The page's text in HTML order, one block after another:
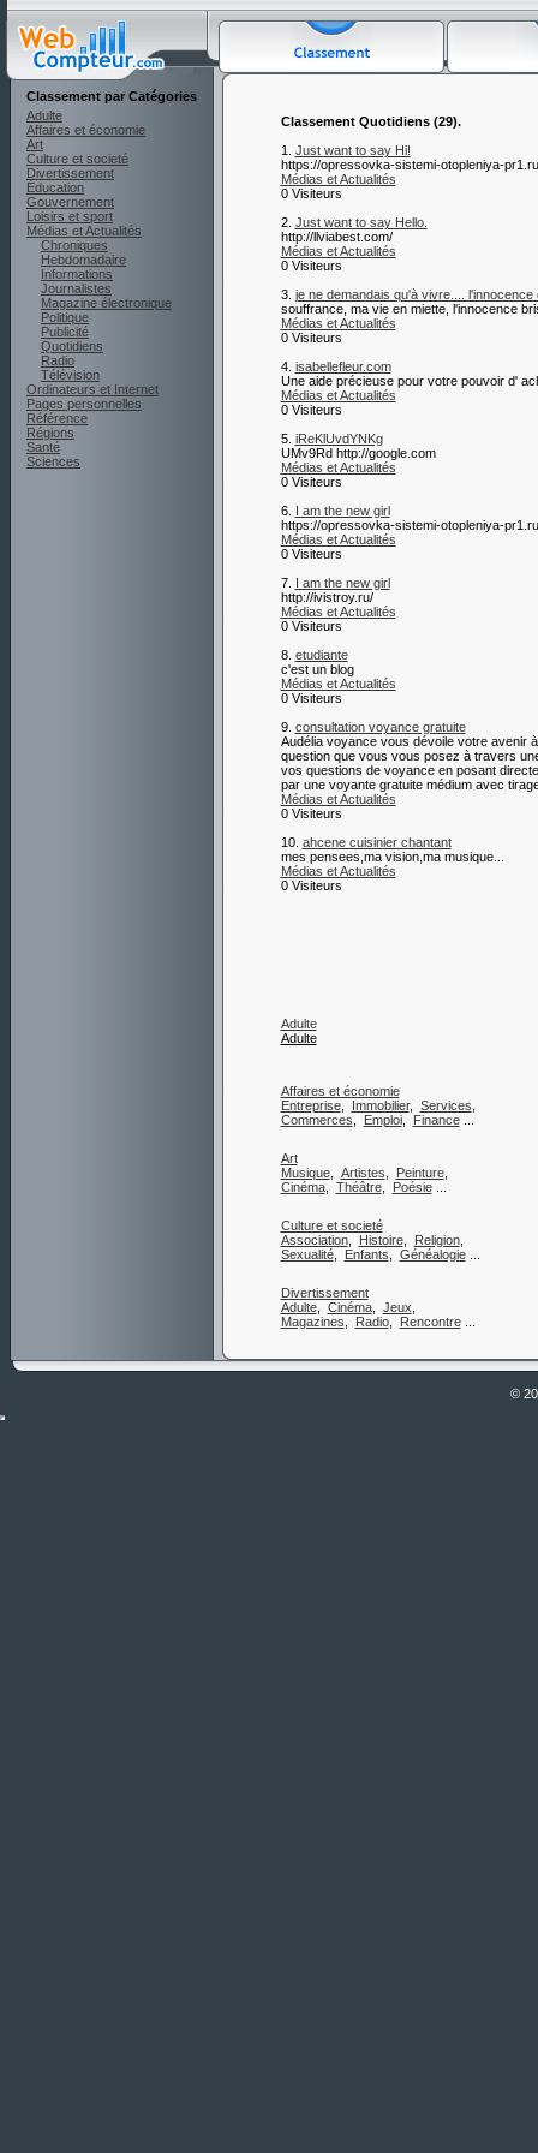
Classement par Catégories
Adulte
Affaires et économie
Art
Culture et societé
Divertissement
Éducation
Gouvernement
Loisirs et sport
Médias et Actualités
Chroniques
Hebdomadaire
Informations
Journalistes
Magazine électronique
Politique
Publicité
Quotidiens
Radio
Télévision
Ordinateurs et Internet
Pages personnelles
Référence
Régions
Santé
Sciences
Classement Quotidiens (29).
1. Just want to say Hi!
https://opressovka-sistemi-otopleniya-
Médias et Actualités
0 Visiteurs
2. Just want to say Hello.
http://llviabest.com/
Médias et Actualités
0 Visiteurs
3. je ne demandais qu'à vivre.... l'innocence
souffrance, ma vie en miette, l'innocence
Médias et Actualités
0 Visiteurs
4. isabellefleur.com
Une aide précieuse pour votre pouvoir d'
Médias et Actualités
0 Visiteurs
5. iReKlUvdYNKg
UMv9Rd http://google.com
Médias et Actualités
0 Visiteurs
6. I am the new girl
https://opressovka-sistemi-otopleniya-
Médias et Actualités
0 Visiteurs
7. I am the new girl
http://ivistroy.ru/
Médias et Actualités
0 Visiteurs
8. etudiante
c'est un blog
Médias et Actualités
0 Visiteurs
9. consultation voyance gratuite
Audélia voyance vous dévoile votre avenir
question que vous vous posez à travers
vos questions de voyance en posant
par une voyante gratuite médium avec
Médias et Actualités
0 Visiteurs
10. ahcene cuisinier chantant
mes pensees,ma vision,ma musique...
Médias et Actualités
0 Visiteurs
Adulte
Adulte
Affaires et économie
Entreprise, Immobilier, Services
Commerces
Emploi, Finance...
Art
Musique, Artistes Peinture,
Cinéma, Théâtre, Poésie...
Culture et societé
Association, Histoire, Religion,
Sexualité, Enfants Généalogie...
Divertissement
Adulte, Cinéma, Jeux
Magazines
Radio, Rencontre...
©